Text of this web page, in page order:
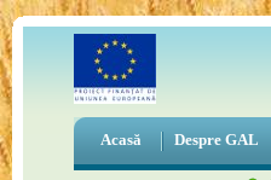
Acasă Despre GAL